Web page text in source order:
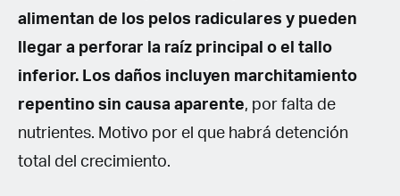
alimentan de los pelos radiculares y pueden
llegar a perforar la raíz principal o el tallo
inferior. Los daños incluyen marchitamiento
repentino sin causa aparente, por falta de
nutrientes. Motivo por el que habrá detención
total del crecimiento.